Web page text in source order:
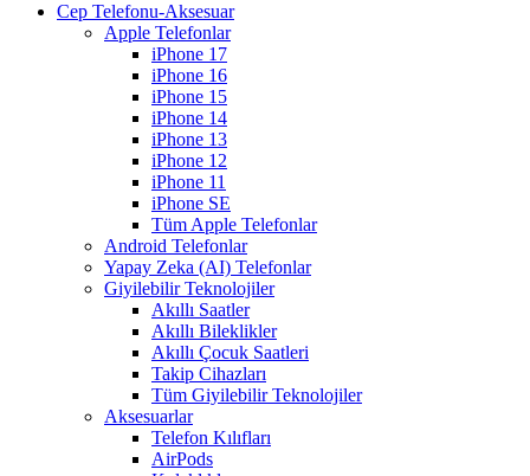
Cep Telefonu-Aksesuar
Apple Telefonlar
iPhone 17
iPhone 16
iPhone 15
iPhone 14
iPhone 13
iPhone 12
iPhone 11
iPhone SE
Tüm Apple Telefonlar
Android Telefonlar
Yapay Zeka (AI) Telefonlar
Giyilebilir Teknolojiler
Akıllı Saatler
Akıllı Bileklikler
Akıllı Çocuk Saatleri
Takip Cihazları
Tüm Giyilebilir Teknolojiler
Aksesuarlar
Telefon Kılıfları
AirPods